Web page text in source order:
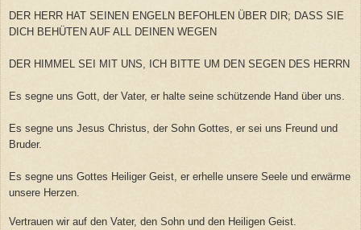
DER HERR HAT SEINEN ENGELN BEFOHLEN ÜBER DIR; DASS SIE
DICH BEHÜTEN AUF ALL DEINEN WEGEN
DER HIMMEL SEI MIT UNS, ICH BITTE UM DEN SEGEN DES HERRN
Es segne uns Gott, der Vater, er halte seine schützende Hand über uns.
Es segne uns Jesus Christus, der Sohn Gottes, er sei uns Freund und
Bruder.
Es segne uns Gottes Heiliger Geist, er erhelle unsere Seele und erwärme
unsere Herzen.
Vertrauen wir auf den Vater, den Sohn und den Heiligen Geist.